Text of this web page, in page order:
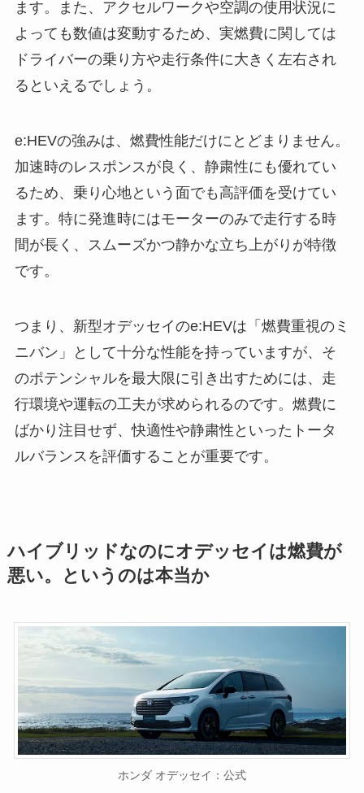
ます。また、アクセルワークや空調の使用状況に
よっても数値は変動するため、実燃費に関しては
ドライバーの乗り方や走行条件に大きく左右され
るといえるでしょう。
e:HEVの強みは、燃費性能だけにとどまりません。
加速時のレスポンスが良く、静粛性にも優れてい
るため、乗り心地という面でも高評価を受けてい
ます。特に発進時にはモーターのみで走行する時
間が長く、スムーズかつ静かな立ち上がりが特徴
です。
つまり、新型オデッセイのe:HEVは「燃費重視のミ
ニバン」として十分な性能を持っていますが、そ
のポテンシャルを最大限に引き出すためには、走
行環境や運転の工夫が求められるのです。燃費に
ばかり注目せず、快適性や静粛性といったトータ
ルバランスを評価することが重要です。
ハイブリッドなのにオデッセイは燃費が
悪い。というのは本当か
ホンダ オデッセイ：公式